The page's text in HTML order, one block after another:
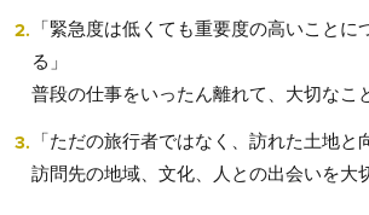
「緊急度は低くても重要度の高いことに
る」
普段の仕事をいったん離れて、大切なこ
「ただの旅行者ではなく、訪れた土地と
訪問先の地域、文化、人との出会いを大